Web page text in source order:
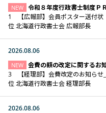
NEW 令和８年度行政書士制度Ｐ
1 【広報部】会員ポスター送付状
位 北海道行政書士会 広報部長
2026.08.06
NEW 会費の額の改定に関するお
3 【経理部】会費改定のお知らせ
位 北海道行政書士会 経理部長
2026.08.06